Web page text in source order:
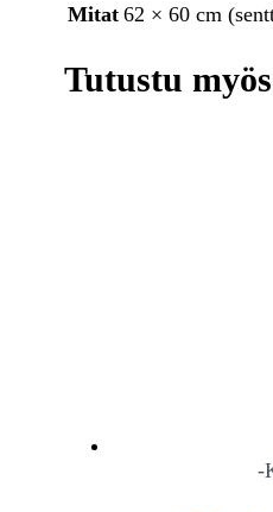
Mitat 62 × 60 cm
Tutustu myös
-